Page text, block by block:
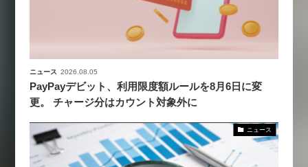
ニュース 2026.08.05
PayPayデビット、利用限度額ルールを8月6日に変
更。 チャージ分はカウント対象外に
ニュース